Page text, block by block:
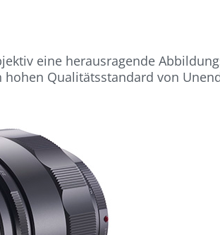
eine herausragende
Qualitätsstandard von